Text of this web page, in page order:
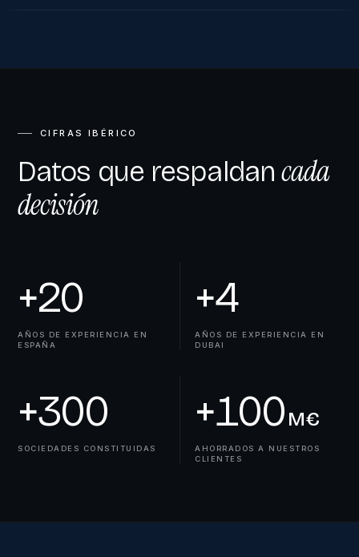
CIFRAS IBÉRICO
Datos que respaldan cada
decisión
+20
AÑOS DE EXPERIENCIA EN
ESPAÑA
+4
AÑOS DE EXPERIENCIA EN
DUBAI
+300
SOCIEDADES CONSTITUIDAS
+100 M€
AHORRADOS A NUESTROS
CLIENTES